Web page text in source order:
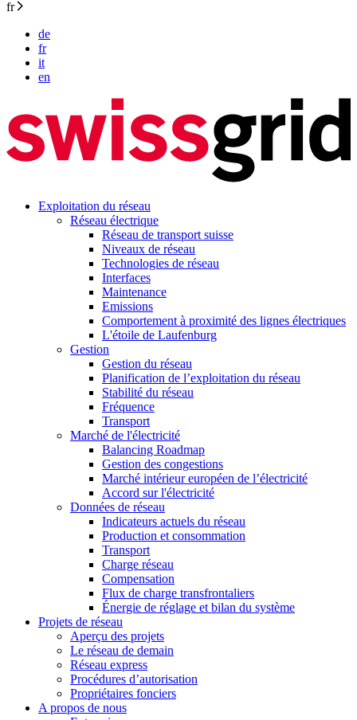
fr
de
fr
it
en
Exploitation du réseau
Réseau électrique
Réseau de transport suisse
Niveaux de réseau
Technologies de réseau
Interfaces
Maintenance
Emissions
Comportement à proximité des lignes électriques
L'étoile de Laufenburg
Gestion
Gestion du réseau
Planification de l’exploitation du réseau
Stabilité du réseau
Fréquence
Transport
Marché de l'électricité
Balancing Roadmap
Gestion des congestions
Marché intérieur européen de l’électricité
Accord sur l'électricité
Données de réseau
Indicateurs actuels du réseau
Production et consommation
Transport
Charge réseau
Compensation
Flux de charge transfrontaliers
Énergie de réglage et bilan du système
Projets de réseau
Aperçu des projets
Le réseau de demain
Réseau express
Procédures d’autorisation
Propriétaires fonciers
A propos de nous